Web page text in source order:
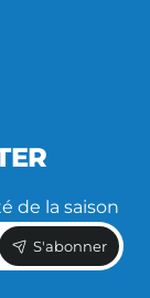
de la saison
S'abonner